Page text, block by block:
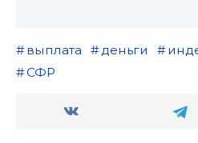
выплата деньги
СФР